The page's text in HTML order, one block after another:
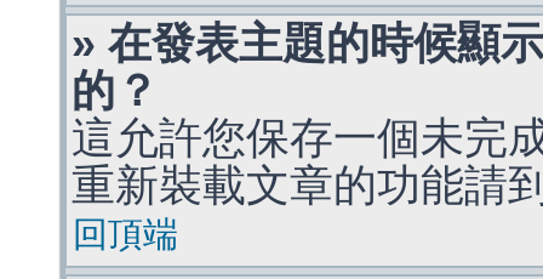
» 在發表主題的時候顯
的？
這允許您保存一個未完
重新裝載文章的功能請
回頂端